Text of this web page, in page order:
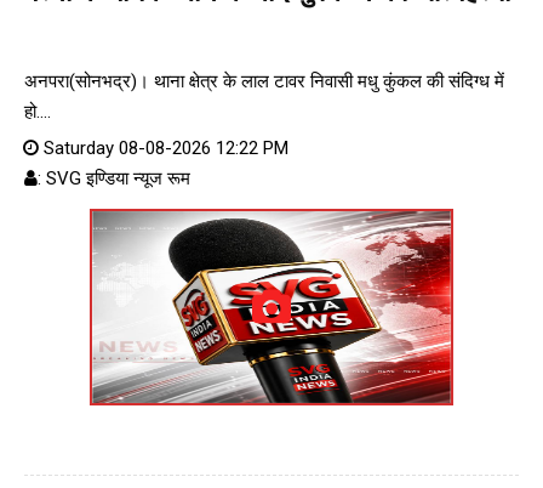
अनपरा(सोनभद्र)। थाना क्षेत्र के लाल टावर निवासी मधु कुंकल की संदिग्ध में
हो....
Saturday 08-08-2026 12:22 PM
: SVG इण्डिया न्यूज रूम